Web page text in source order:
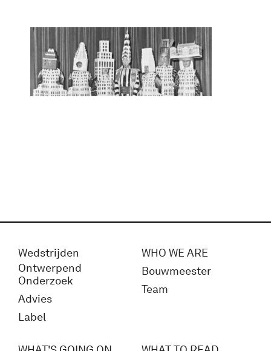
Wedstrijden
Ontwerpend
Onderzoek
Advies
Label
WHO WE ARE
Bouwmeester
Team